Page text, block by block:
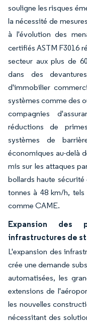
souligne les risques
la nécessité de
à l'évolution des
certifiés ASTM F3016
secteur aux plus de
dans des
d'immobilier
systèmes comme des
compagnies
réductions de
systèmes de
économiques au-delà
mis sur les attaques
bollards haute
tonnes à 48 km/h,
comme CAME.
Expansion
infrastructures de
L'expansion des
crée une demande
automatisées, les
extensions de
les nouvelles
nécessitant des